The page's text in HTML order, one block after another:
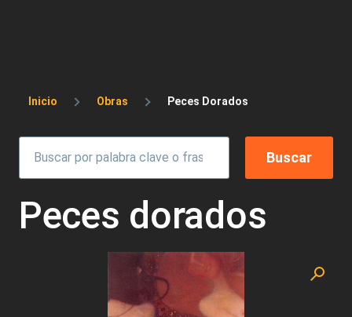
Sobrescribir enlaces de ayuda a la
Inicio Obras Peces Dorados
Peces dorados